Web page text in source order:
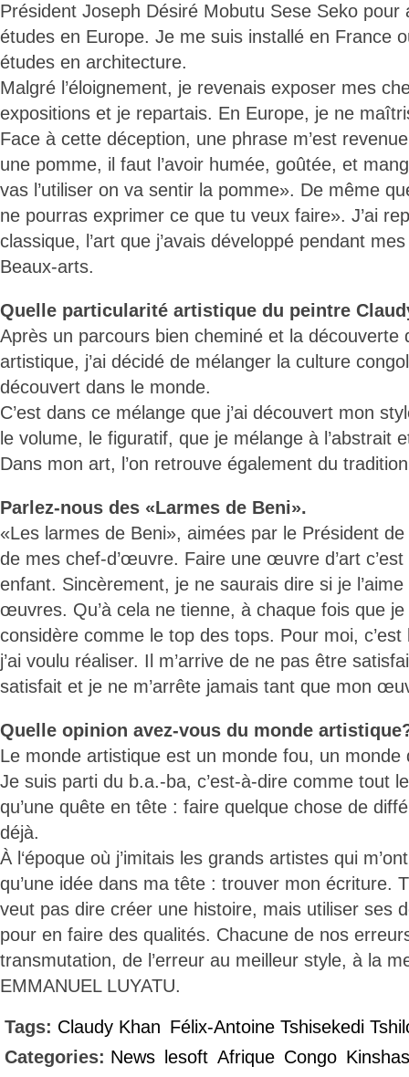
Président Joseph Désiré Mobutu Sese Seko pour
études en Europe. Je me suis installé en France
études en architecture.
Malgré l’éloignement, je revenais exposer mes
expositions et je repartais. En Europe, je ne
Face à cette déception, une phrase m’est
une pomme, il faut l’avoir humée, goûtée, et
vas l’utiliser on va sentir la pomme». De même
ne pourras exprimer ce que tu veux faire». J’ai
classique, l’art que j’avais développé pendant
Beaux-arts.
Quelle particularité artistique du peintre
Après un parcours bien cheminé et la découverte
artistique, j’ai décidé de mélanger la culture
découvert dans le monde.
C’est dans ce mélange que j’ai découvert mon
le volume, le figuratif, que je mélange à l’abstrait
Dans mon art, l’on retrouve également du
Parlez-nous des «Larmes de Beni».
«Les larmes de Beni», aimées par le Président de
de mes chef-d’œuvre. Faire une œuvre d’art
enfant. Sincèrement, je ne saurais dire si je
œuvres. Qu’à cela ne tienne, à chaque fois que
considère comme le top des tops. Pour moi,
j’ai voulu réaliser. Il m’arrive de ne pas être
satisfait et je ne m’arrête jamais tant que mon
Quelle opinion avez-vous du monde
Le monde artistique est un monde fou, un monde
Je suis parti du b.a.-ba, c’est-à-dire comme tout
qu’une quête en tête : faire quelque chose de
déjà.
À l‘époque où j’imitais les grands artistes qui
qu’une idée dans ma tête : trouver mon écriture.
veut pas dire créer une histoire, mais utiliser ses
pour en faire des qualités. Chacune de nos
transmutation, de l’erreur au meilleur style, à la
EMMANUEL LUYATU.
Tags: Claudy Khan Félix-Antoine Tshisekedi
Categories: News lesoft Afrique Congo